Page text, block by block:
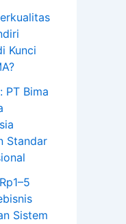
Kunci
PT Bima
Standar
Sistem